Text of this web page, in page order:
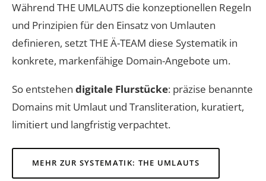
Während THE UMLAUTS die konzeptionellen Regeln
und Prinzipien für den Einsatz von Umlauten
definieren, setzt THE Ä-TEAM diese Systematik in
konkrete, markenfähige Domain-Angebote um.
So entstehen digitale Flurstücke: präzise benannte
Domains mit Umlaut und Transliteration, kuratiert,
limitiert und langfristig verpachtet.
MEHR ZUR SYSTEMATIK: THE UMLAUTS